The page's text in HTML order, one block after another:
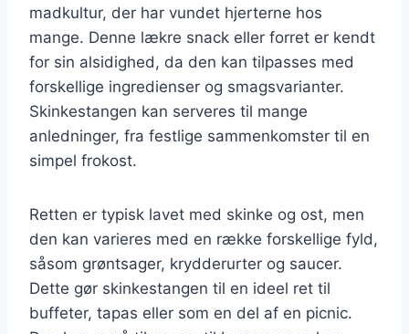
madkultur, der har vundet hjerterne hos
mange. Denne lækre snack eller forret er kendt
for sin alsidighed, da den kan tilpasses med
forskellige ingredienser og smagsvarianter.
Skinkestangen kan serveres til mange
anledninger, fra festlige sammenkomster til en
simpel frokost.
Retten er typisk lavet med skinke og ost, men
den kan varieres med en række forskellige fyld,
såsom grøntsager, krydderurter og saucer.
Dette gør skinkestangen til en ideel ret til
buffeter, tapas eller som en del af en picnic.